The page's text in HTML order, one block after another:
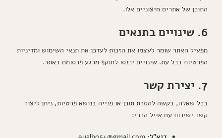
התוכן של אתרים חיצוניים אלו.
6. שינויים בתנאים
מפעיל האתר שומר לעצמו את הזכות לעדכן את תנאי השימוש ומדיניות
הפרטיות בכל עת. שינויים יכנסו לתוקף מרגע פרסומם באתר.
7. יצירת קשר
בכל שאלה, בקשה להסרת תוכן או פנייה בנושא פרטיות, ניתן ליצור
קשר ישירות עם אייל הררי: